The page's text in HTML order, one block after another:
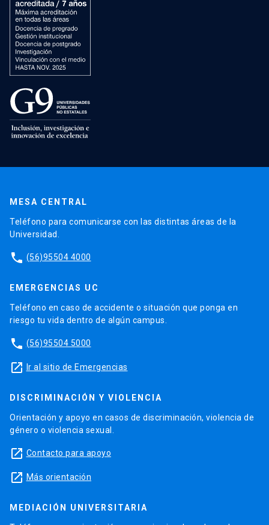
MESA CENTRAL
Teléfono para comunicarse con las distintas áreas de la
Universidad.
phone (56)95504 4000
EMERGENCIAS UC
Teléfono en caso de accidente o situación que ponga en
riesgo tu vida dentro de algún campus.
phone (56)95504 5000
launch Ir al sitio de Emergencias
DISCRIMINACIÓN Y VIOLENCIA
Orientación y apoyo en casos de discriminación, violencia de
género o violencia sexual.
launch Contacto para apoyo
launch Más orientación
MEDIACIÓN UNIVERSITARIA